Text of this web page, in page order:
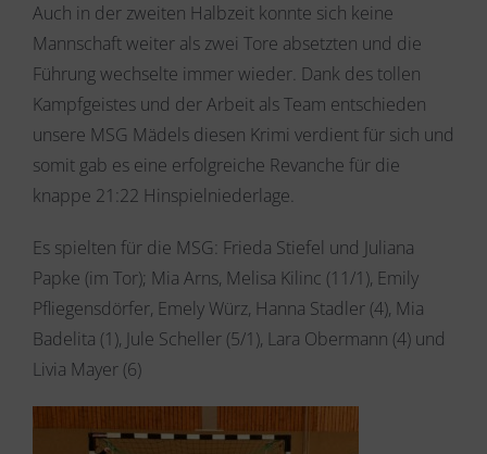
Auch in der zweiten Halbzeit konnte sich keine
Mannschaft weiter als zwei Tore absetzten und die
Führung wechselte immer wieder. Dank des tollen
Kampfgeistes und der Arbeit als Team entschieden
unsere MSG Mädels diesen Krimi verdient für sich und
somit gab es eine erfolgreiche Revanche für die
knappe 21:22 Hinspielniederlage.
Es spielten für die MSG: Frieda Stiefel und Juliana
Papke (im Tor); Mia Arns, Melisa Kilinc (11/1), Emily
Pfliegensdörfer, Emely Würz, Hanna Stadler (4), Mia
Badelita (1), Jule Scheller (5/1), Lara Obermann (4) und
Livia Mayer (6)